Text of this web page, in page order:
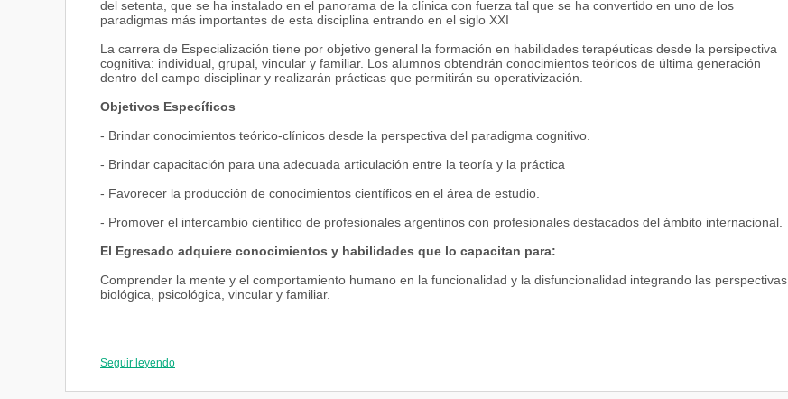
del setenta, que se ha instalado en el panorama de la clínica con fuerza tal que se ha convertido en uno de los
paradigmas más importantes de esta disciplina entrando en el siglo XXI
La carrera de Especialización tiene por objetivo general la formación en habilidades terapéuticas desde la persipectiva
cognitiva: individual, grupal, vincular y familiar. Los alumnos obtendrán conocimientos teóricos de última generación
dentro del campo disciplinar y realizarán prácticas que permitirán su operativización.
Objetivos Específicos
- Brindar conocimientos teórico-clínicos desde la perspectiva del paradigma cognitivo.
- Brindar capacitación para una adecuada articulación entre la teoría y la práctica
- Favorecer la producción de conocimientos científicos en el área de estudio.
- Promover el intercambio científico de profesionales argentinos con profesionales destacados del ámbito internacional.
El Egresado adquiere conocimientos y habilidades que lo capacitan para:
Comprender la mente y el comportamiento humano en la funcionalidad y la disfuncionalidad integrando las perspectivas
biológica, psicológica, vincular y familiar.
Seguir leyendo